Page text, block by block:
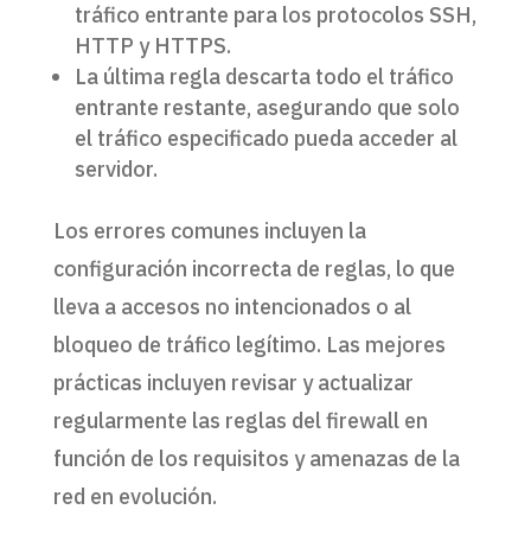
tráfico entrante para los protocolos SSH,
HTTP y HTTPS.
La última regla descarta todo el tráfico
entrante restante, asegurando que solo
el tráfico especificado pueda acceder al
servidor.
Los errores comunes incluyen la
configuración incorrecta de reglas, lo que
lleva a accesos no intencionados o al
bloqueo de tráfico legítimo. Las mejores
prácticas incluyen revisar y actualizar
regularmente las reglas del firewall en
función de los requisitos y amenazas de la
red en evolución.